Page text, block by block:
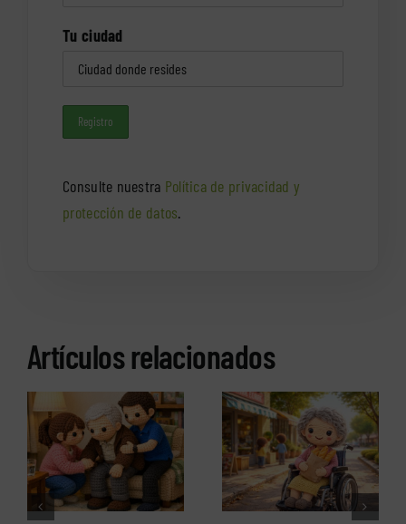
Tu ciudad
Consulte nuestra Política de privacidad y
protección de datos.
Artículos relacionados